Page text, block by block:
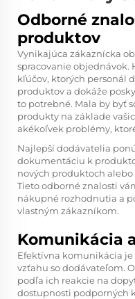
Odborné
produktov
Vynikajúca zákaznícka
spracovanie objednávok.
kľúčov, ktorých personál
produktov a dokáže
to potrebné. Mala by byť
produkty na základe
akékoľvek problémy,
Najlepší dodávatelia
dokumentáciu k
nových produktoch
Tieto odborné znalosti
nákupné rozhodnutia a
vlastným zákazníkom.
Komunikácia
Efektívna komunikácia
vzťahu so dodávateľom.
podľa ich reakcie na
dostupnosti podporných